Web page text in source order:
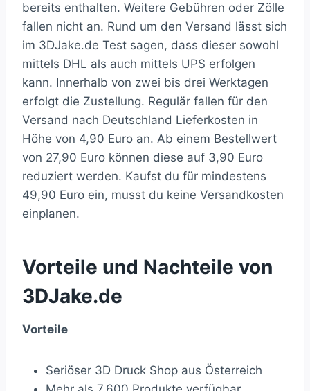
bereits enthalten. Weitere Gebühren oder Zölle
fallen nicht an. Rund um den Versand lässt sich
im 3DJake.de Test sagen, dass dieser sowohl
mittels DHL als auch mittels UPS erfolgen
kann. Innerhalb von zwei bis drei Werktagen
erfolgt die Zustellung. Regulär fallen für den
Versand nach Deutschland Lieferkosten in
Höhe von 4,90 Euro an. Ab einem Bestellwert
von 27,90 Euro können diese auf 3,90 Euro
reduziert werden. Kaufst du für mindestens
49,90 Euro ein, musst du keine Versandkosten
einplanen.
Vorteile und Nachteile von
3DJake.de
Vorteile
Seriöser 3D Druck Shop aus Österreich